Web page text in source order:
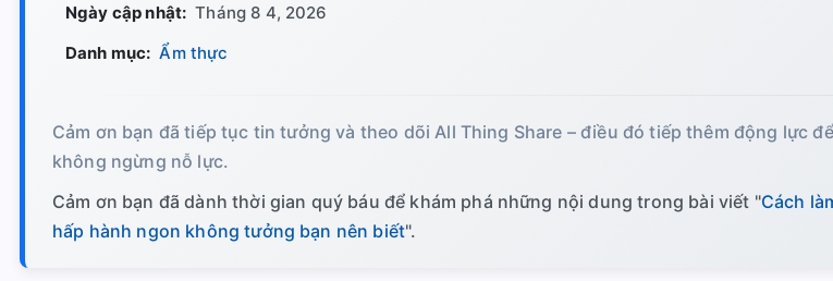
Ngày cập nhật: Tháng 8 4, 2026
Danh mục: Ẩm thực
Cảm ơn bạn đã tiếp tục tin tưởng và theo dõi All Thing Share – điều đó tiếp thêm động lực
không ngừng nỗ lực.
Cảm ơn bạn đã dành thời gian quý báu để khám phá những nội dung trong bài viết "Cách
hấp hành ngon không tưởng bạn nên biết".